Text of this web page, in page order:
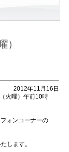
）
2012年11月16日
火曜）午前10時
ォンコーナーの
します。